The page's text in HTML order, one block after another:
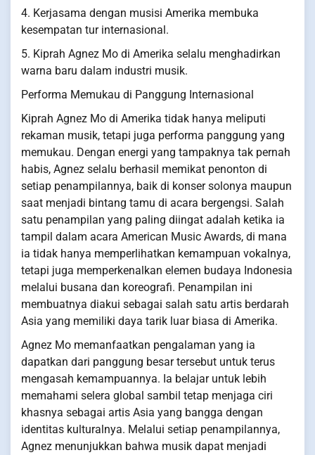
4. Kerjasama dengan musisi Amerika membuka
kesempatan tur internasional.
5. Kiprah Agnez Mo di Amerika selalu menghadirkan
warna baru dalam industri musik.
Performa Memukau di Panggung Internasional
Kiprah Agnez Mo di Amerika tidak hanya meliputi
rekaman musik, tetapi juga performa panggung yang
memukau. Dengan energi yang tampaknya tak pernah
habis, Agnez selalu berhasil memikat penonton di
setiap penampilannya, baik di konser solonya maupun
saat menjadi bintang tamu di acara bergengsi. Salah
satu penampilan yang paling diingat adalah ketika ia
tampil dalam acara American Music Awards, di mana
ia tidak hanya memperlihatkan kemampuan vokalnya,
tetapi juga memperkenalkan elemen budaya Indonesia
melalui busana dan koreografi. Penampilan ini
membuatnya diakui sebagai salah satu artis berdarah
Asia yang memiliki daya tarik luar biasa di Amerika.
Agnez Mo memanfaatkan pengalaman yang ia
dapatkan dari panggung besar tersebut untuk terus
mengasah kemampuannya. Ia belajar untuk lebih
memahami selera global sambil tetap menjaga ciri
khasnya sebagai artis Asia yang bangga dengan
identitas kulturalnya. Melalui setiap penampilannya,
Agnez menunjukkan bahwa musik dapat menjadi